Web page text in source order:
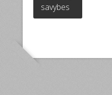
savybes
may